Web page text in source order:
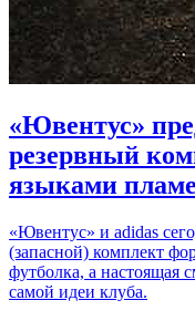
«Ювентус»
резервный
языками
«Ювентус» и adidas
(запасной) комплект
футболка, а настоящая
самой идеи клуба.